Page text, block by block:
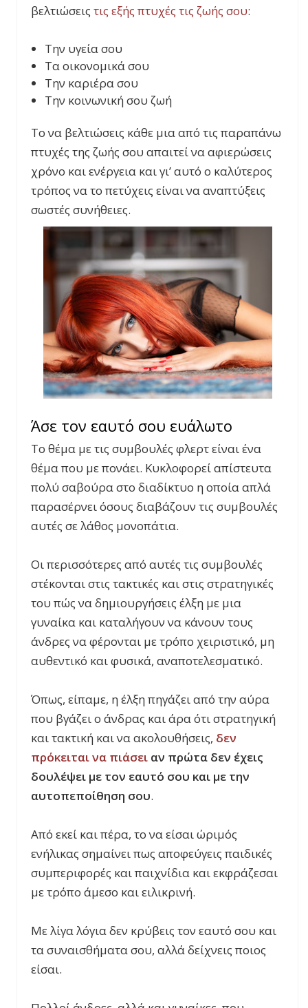
βελτιώσεις τις εξής πτυχές τις ζωής σου:
Την υγεία σου
Τα οικονομικά σου
Την καριέρα σου
Την κοινωνική σου ζωή
Το να βελτιώσεις κάθε μια από τις παραπάνω
πτυχές της ζωής σου απαιτεί να αφιερώσεις
χρόνο και ενέργεια και γι’ αυτό ο καλύτερος
τρόπος να το πετύχεις είναι να αναπτύξεις
σωστές συνήθειες.
Άσε τον εαυτό σου ευάλωτο
Το θέμα με τις συμβουλές φλερτ είναι ένα
θέμα που με πονάει. Κυκλοφορεί απίστευτα
πολύ σαβούρα στο διαδίκτυο η οποία απλά
παρασέρνει όσους διαβάζουν τις συμβουλές
αυτές σε λάθος μονοπάτια.
Οι περισσότερες από αυτές τις συμβουλές
στέκονται στις τακτικές και στις στρατηγικές
του πώς να δημιουργήσεις έλξη με μια
γυναίκα και καταλήγουν να κάνουν τους
άνδρες να φέρονται με τρόπο χειριστικό, μη
αυθεντικό και φυσικά, αναποτελεσματικό.
Όπως, είπαμε, η έλξη πηγάζει από την αύρα
που βγάζει ο άνδρας και άρα ότι στρατηγική
και τακτική και να ακολουθήσεις, δεν
πρόκειται να πιάσει αν πρώτα δεν έχεις
δουλέψει με τον εαυτό σου και με την
αυτοπεποίθηση σου.
Από εκεί και πέρα, το να είσαι ώριμός
ενήλικας σημαίνει πως αποφεύγεις παιδικές
συμπεριφορές και παιχνίδια και εκφράζεσαι
με τρόπο άμεσο και ειλικρινή.
Με λίγα λόγια δεν κρύβεις τον εαυτό σου και
τα συναισθήματα σου, αλλά δείχνεις ποιος
είσαι.